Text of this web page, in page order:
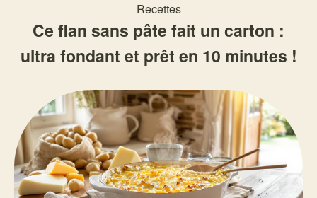
Recettes
Ce flan sans pâte fait un carton :
ultra fondant et prêt en 10 minutes !